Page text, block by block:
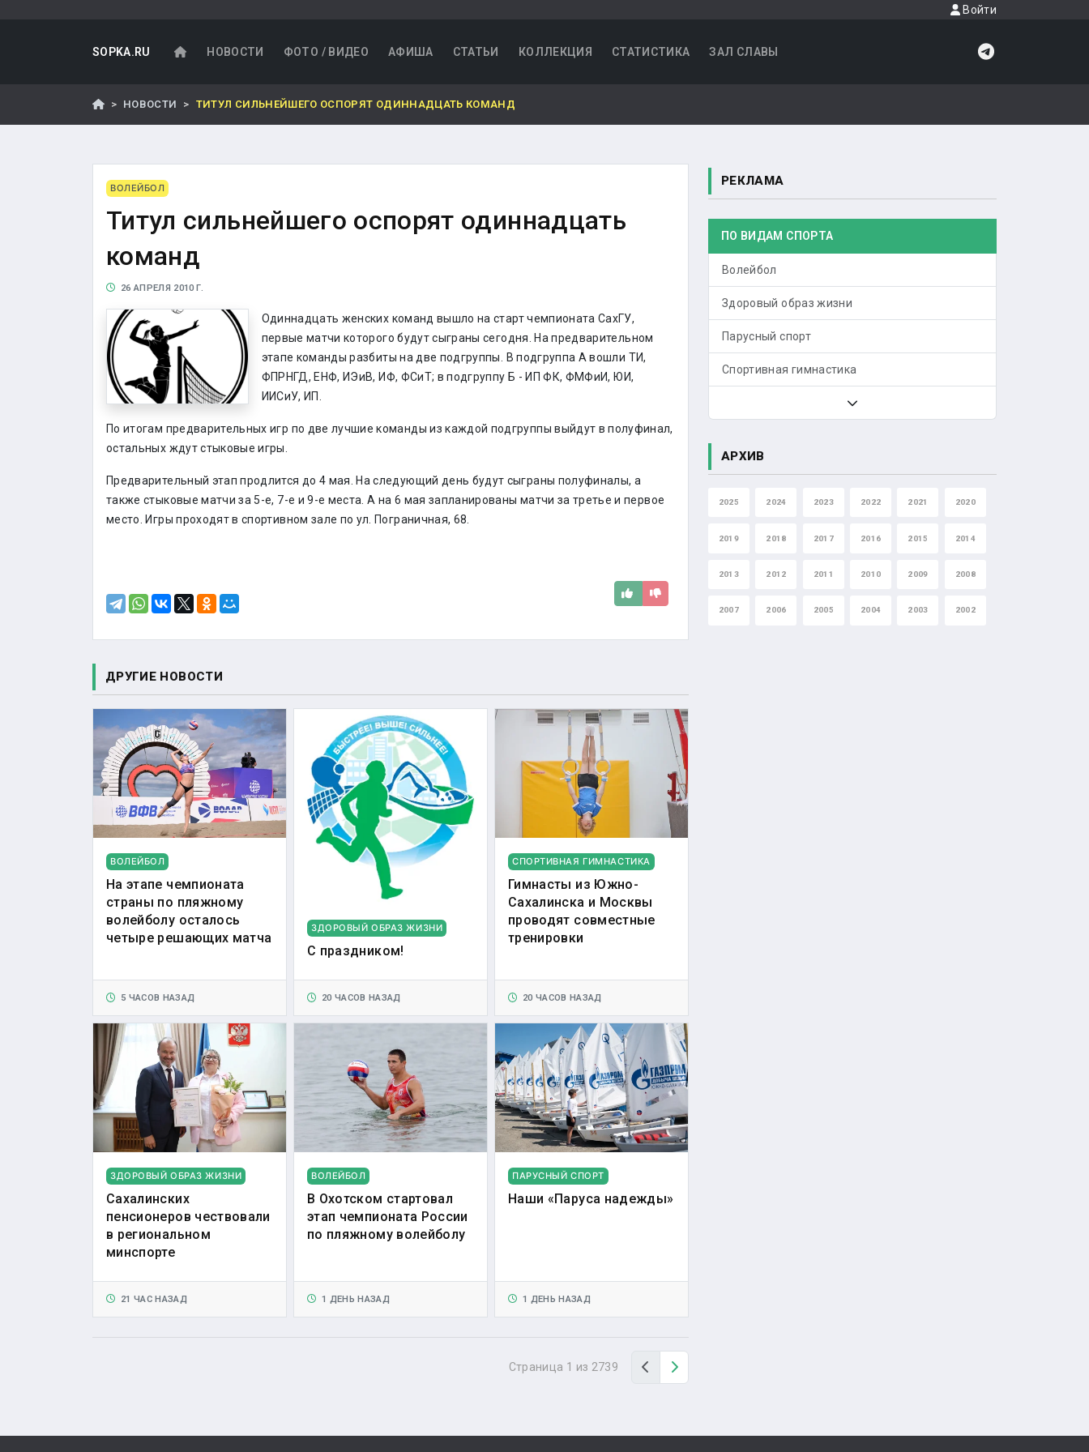
Войти
SOPKA.RU НОВОСТИ ФОТО / ВИДЕО АФИША СТАТЬИ КОЛЛЕКЦИЯ СТАТИСТИКА ЗАЛ СЛАВЫ
НОВОСТИ ТИТУЛ СИЛЬНЕЙШЕГО ОСПОРЯТ ОДИННАДЦАТЬ КОМАНД
ВОЛЕЙБОЛ
Титул сильнейшего оспорят одиннадцать
команд
26 АПРЕЛЯ 2010 Г.
Одиннадцать женских команд вышло на старт чемпионата СахГУ,
первые матчи которого будут сыграны сегодня. На предварительном
этапе команды разбиты на две подгруппы. В подгруппа А вошли ТИ,
ФПРНГД, ЕНФ, ИЭиВ, ИФ, ФСиТ; в подгруппу Б - ИП ФК, ФМФиИ, ЮИ,
ИИСиУ, ИП.
По итогам предварительных игр по две лучшие команды из каждой подгруппы выйдут в полуфинал,
остальных ждут стыковые игры.
Предварительный этап продлится до 4 мая. На следующий день будут сыграны полуфиналы, а
также стыковые матчи за 5-е, 7-е и 9-е места. А на 6 мая запланированы матчи за третье и первое
место. Игры проходят в спортивном зале по ул. Пограничная, 68.
ДРУГИЕ НОВОСТИ
ВОЛЕЙБОЛ
На этапе чемпионата
страны по пляжному
волейболу осталось
четыре решающих матча
5 ЧАСОВ НАЗАД
ЗДОРОВЫЙ ОБРАЗ ЖИЗНИ
С праздником!
20 ЧАСОВ НАЗАД
СПОРТИВНАЯ ГИМНАСТИКА
Гимнасты из Южно-
Сахалинска и Москвы
проводят совместные
тренировки
20 ЧАСОВ НАЗАД
ЗДОРОВЫЙ ОБРАЗ ЖИЗНИ
Сахалинских
пенсионеров чествовали
в региональном
минспорте
21 ЧАС НАЗАД
ВОЛЕЙБОЛ
В Охотском стартовал
этап чемпионата России
по пляжному волейболу
1 ДЕНЬ НАЗАД
ПАРУСНЫЙ СПОРТ
Наши «Паруса надежды»
1 ДЕНЬ НАЗАД
Страница 1 из 2739 НазадВперед
РЕКЛАМА
ПО ВИДАМ СПОРТА
Волейбол
Здоровый образ жизни
Парусный спорт
Спортивная гимнастика
АРХИВ
2025 2024 2023 2022 2021 2020
2019 2018 2017 2016 2015 2014
2013 2012 2011 2010 2009 2008
2007 2006 2005 2004 2003 2002